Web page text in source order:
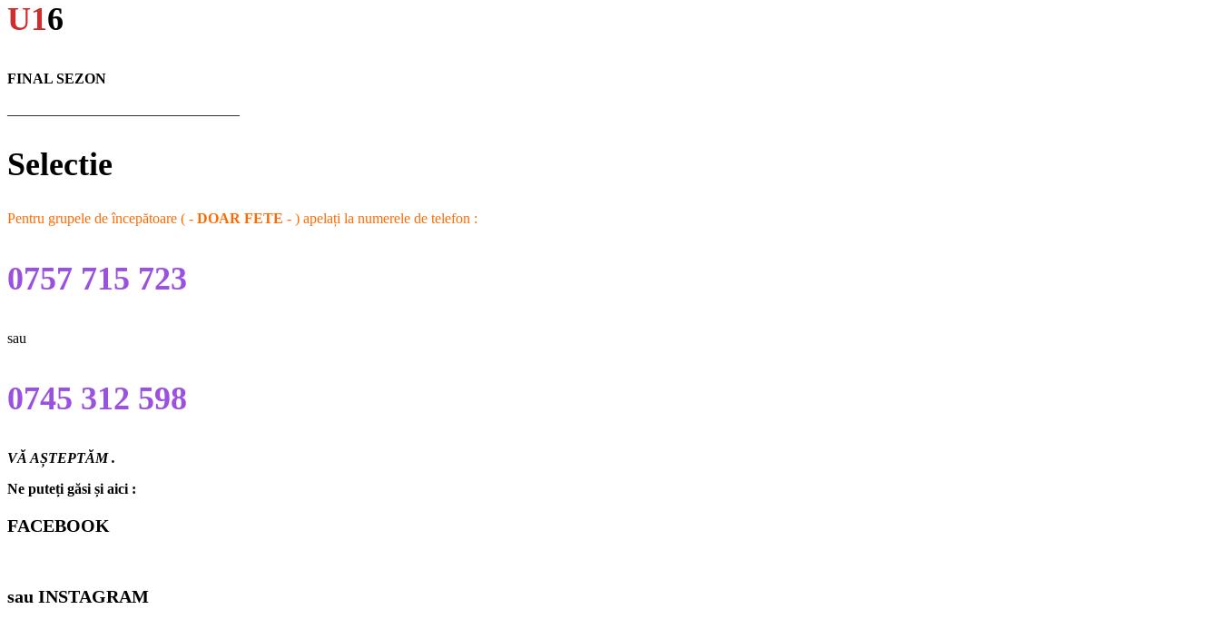
U16
FINAL SEZON
Selectie
Pentru grupele de începătoare ( - DOAR FETE - ) apelați la numerele de telefon :
0757 715 723
sau
0745 312 598
VĂ AȘTEPTĂM .
Ne puteți găsi și aici :
FACEBOOK
sau INSTAGRAM